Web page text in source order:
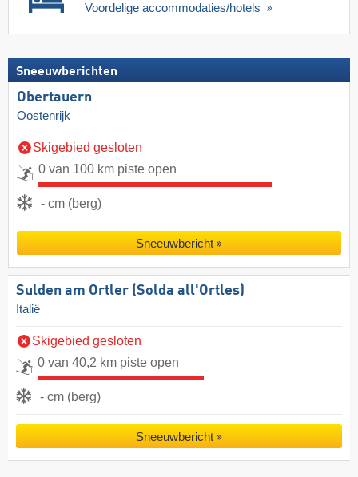
Voordelige accommodaties/hotels
Sneeuwberichten
Obertauern
Oostenrijk
Skigebied gesloten
0 van 100 km piste open
- cm (berg)
Sneeuwbericht
Sulden am Ortler (Solda all'Ortles)
Italië
Skigebied gesloten
0 van 40,2 km piste open
- cm (berg)
Sneeuwbericht